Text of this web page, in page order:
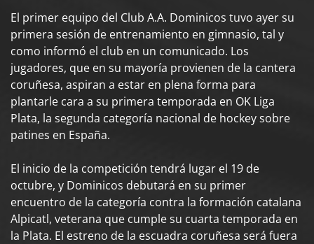
El primer equipo del Club A.A. Dominicos tuvo ayer su
primera sesión de entrenamiento en gimnasio, tal y
como informó el club en un comunicado. Los
jugadores, que en su mayoría provienen de la cantera
coruñesa, aspiran a estar en plena forma para
plantarle cara a su primera temporada en OK Liga
Plata, la segunda categoría nacional de hockey sobre
patines en España.
El inicio de la competición tendrá lugar el 19 de
octubre, y Dominicos debutará en su primer
encuentro de la categoría contra la formación catalana
Alpicatl, veterana que cumple su cuarta temporada en
la Plata. El estreno de la escuadra coruñesa será fuera